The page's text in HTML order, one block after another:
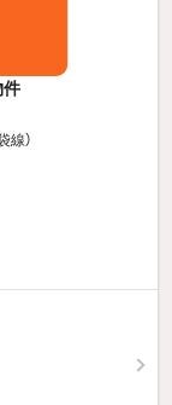
件
線）